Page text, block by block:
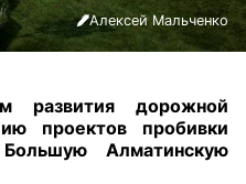
Алексей Мальченко
развития дорожной
проектов пробивки
Алматинскую